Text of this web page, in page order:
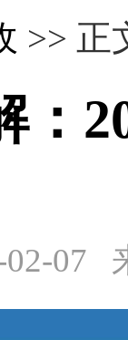
>> 正
：
02-07